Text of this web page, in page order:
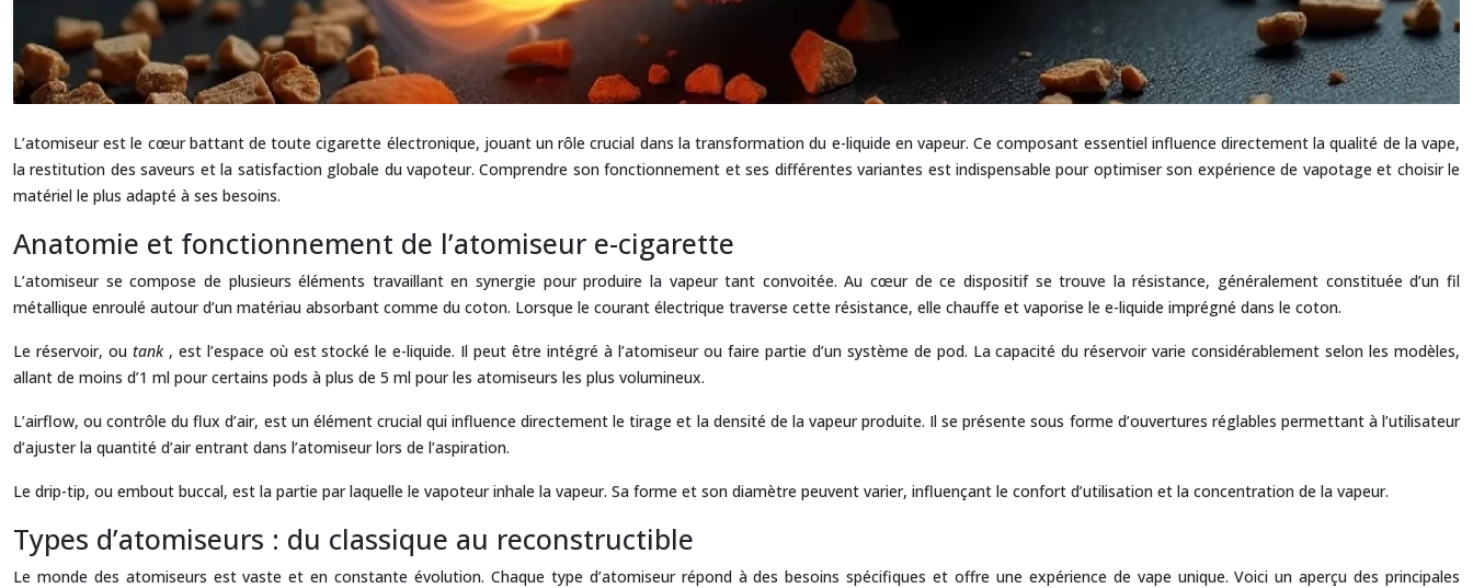
L’atomiseur est le cœur battant de toute cigarette électronique, jouant un rôle crucial dans la transformation du e-liquide en vapeur. Ce composant essentiel influence directement la qualité de la vape,
la restitution des saveurs et la satisfaction globale du vapoteur. Comprendre son fonctionnement et ses différentes variantes est indispensable pour optimiser son expérience de vapotage et choisir le
matériel le plus adapté à ses besoins.
Anatomie et fonctionnement de l’atomiseur e-cigarette
L’atomiseur se compose de plusieurs éléments travaillant en synergie pour produire la vapeur tant convoitée. Au cœur de ce dispositif se trouve la résistance, généralement constituée d’un fil
métallique enroulé autour d’un matériau absorbant comme du coton. Lorsque le courant électrique traverse cette résistance, elle chauffe et vaporise le e-liquide imprégné dans le coton.
Le réservoir, ou tank , est l’espace où est stocké le e-liquide. Il peut être intégré à l’atomiseur ou faire partie d’un système de pod. La capacité du réservoir varie considérablement selon les modèles,
allant de moins d’1 ml pour certains pods à plus de 5 ml pour les atomiseurs les plus volumineux.
L’airflow, ou contrôle du flux d’air, est un élément crucial qui influence directement le tirage et la densité de la vapeur produite. Il se présente sous forme d’ouvertures réglables permettant à l’utilisateur
d’ajuster la quantité d’air entrant dans l’atomiseur lors de l’aspiration.
Le drip-tip, ou embout buccal, est la partie par laquelle le vapoteur inhale la vapeur. Sa forme et son diamètre peuvent varier, influençant le confort d’utilisation et la concentration de la vapeur.
Types d’atomiseurs : du classique au reconstructible
Le monde des atomiseurs est vaste et en constante évolution. Chaque type d’atomiseur répond à des besoins spécifiques et offre une expérience de vape unique. Voici un aperçu des principales